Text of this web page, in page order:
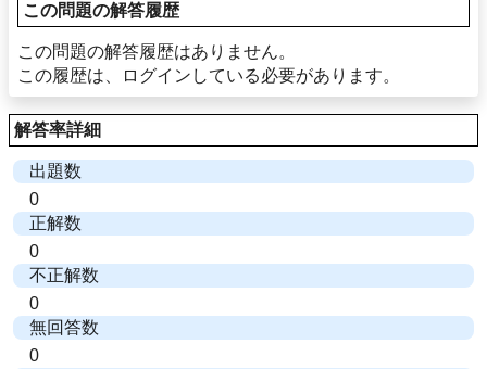
この問題の解答履歴
この問題の解答履歴はありません。
この履歴は、ログインしている必要があります。
解答率詳細
出題数
0
正解数
0
不正解数
0
無回答数
0